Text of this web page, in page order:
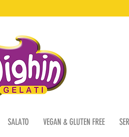
SALATO VEGAN & GLUTEN FREE